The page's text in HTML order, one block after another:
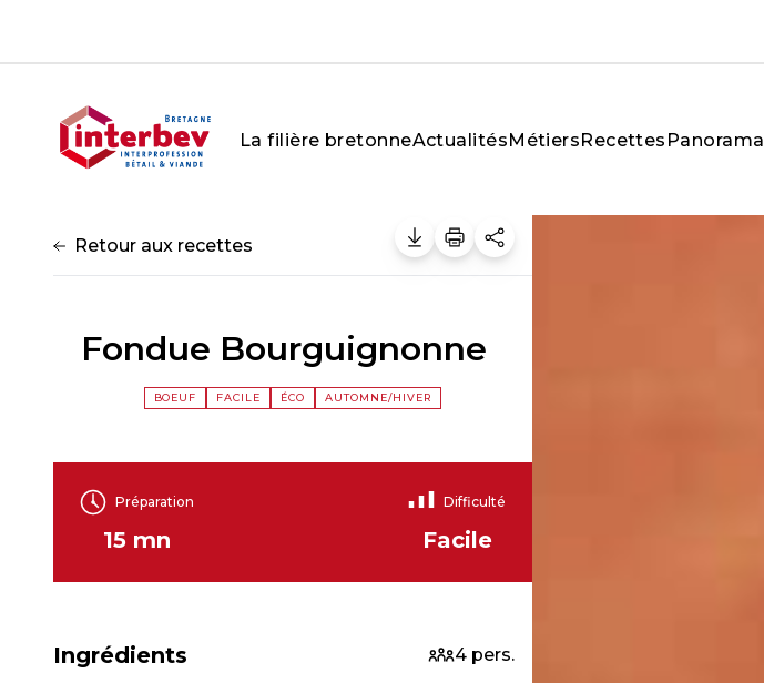
La filière bretonneActualitésMétiersRecettes Panorama
Retour aux recettes
Fondue Bourguignonne
BOEUF FACILE ÉCO AUTOMNE/HIVER
Préparation
15 mn
Difficulté
Facile
Ingrédients 4 pers.